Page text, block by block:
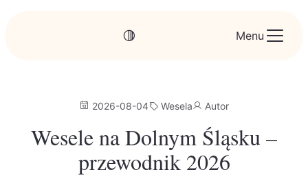
Menu
2026-08-04 Wesela Autor
Wesele na Dolnym Śląsku –
przewodnik 2026